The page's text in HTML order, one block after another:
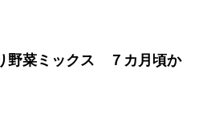
野菜ミックス ７カ月頃か